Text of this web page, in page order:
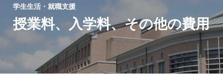
授業料、入学料、その他の費用
学生生活・就職支援